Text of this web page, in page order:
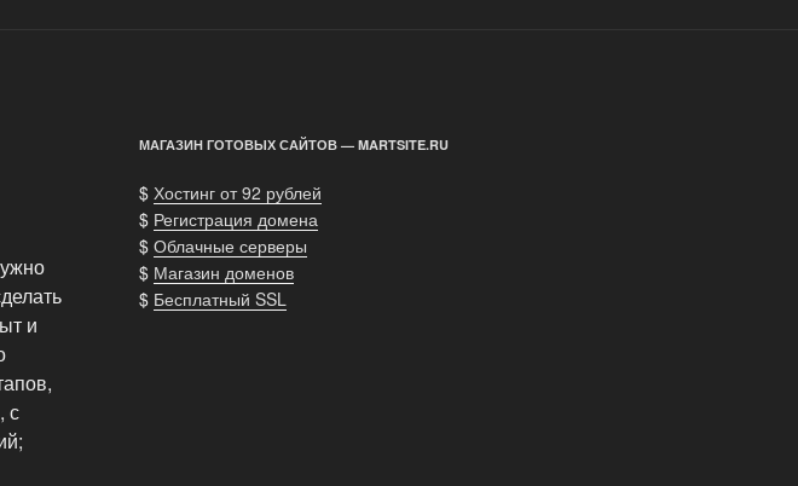
и
с
МАГАЗИН ГОТОВЫХ САЙТОВ — MARTSITE.RU
$ Хостинг от 92 рублей
$ Регистрация домена
$ Облачные серверы
$ Магазин доменов
$ Бесплатный SSL